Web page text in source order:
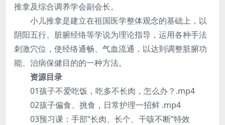
推拿及综合调养学会副会长。
小儿推拿是建立在祖国医学整体观念的基础上，以
阴阳五行、脏腑经络等学说为理论指导，运用各种手法
刺激穴位，使经络通畅、气血流通，以达到调整脏腑功
能、治病保健目的的一种方法。
资源目录
01孩子不爱吃饭，吃多不长肉，怎么办？.mp4
02孩子偏食、挑食，日常护理一招鲜 .mp4
03预习课：手部“长肉、长个、干咳不断”特效